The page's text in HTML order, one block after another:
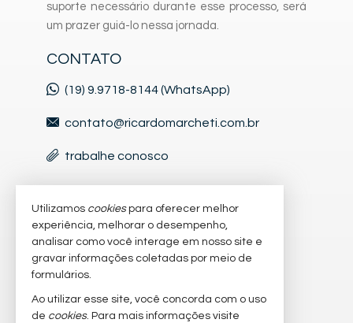
suporte necessário durante esse processo, será
um prazer guiá-lo nessa jornada.
CONTATO
(19) 9.9718-8144 (WhatsApp)
contato@ricardomarcheti.com.br
trabalhe conosco
VEJA MAIS
cadastre seu imóvel
imóveis favoritos
mapa de imóveis
Utilizamos cookiespara oferecer melhor
experiência, melhorar o desempenho,
analisar como você interage em nosso site e
gravar informações coletadas por meio de
formulários.
Ao utilizar esse site, você concorda com o uso
de cookies. Para mais informações visite